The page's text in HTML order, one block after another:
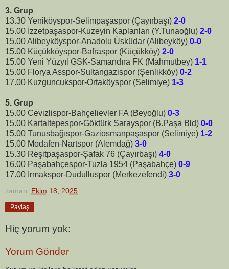
3. Grup
13.30 Yeniköyspor-Selimpaşaspor (Çayırbaşı) 2-0
15.00 İzzetpaşaspor-Kuzeyin Kaplanları (Y.Tunaoğlu) 2-0
15.00 Alibeyköyspor-Anadolu Üsküdar (Alibeyköy) 0-0
15.00 Küçükköyspor-Bafraspor (Küçükköy) 2-0
15.00 Yeni Yüzyıl GSK-Samandıra FK (Mahmutbey) 1-1
15.00 Florya Asspor-Sultangazispor (Şenlikköy) 0-2
17.00 Kuzguncukspor-Ortaköyspor (Selimiye) 1-3
5. Grup
15.00 Cevizlispor-Bahçelievler FA (Beyoğlu) 0-3
15.00 Kartaltepespor-Göktürk Sarayspor (B.Paşa Bld) 0-0
15.00 Tunusbağıspor-Gaziosmanpaşaspor (Selimiye) 1-2
15.00 Modafen-Nartspor (Alemdağ) 3-0
15.30 Reşitpaşaspor-Şafak 76 (Çayırbaşı) 4-0
16.00 Paşabahçespor-Tuzla 1954 (Paşabahçe) 0-9
17.00 Irmakspor-Dudulluspor (Merkezefendi) 3-0
zaman: Ekim 18, 2025
Paylaş
Hiç yorum yok:
Yorum Gönder